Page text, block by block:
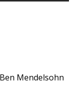
Mendelsohn